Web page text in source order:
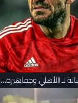
لـ الأهلي وجماهيره…